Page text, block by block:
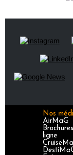
Nos
AirMaG
ligne